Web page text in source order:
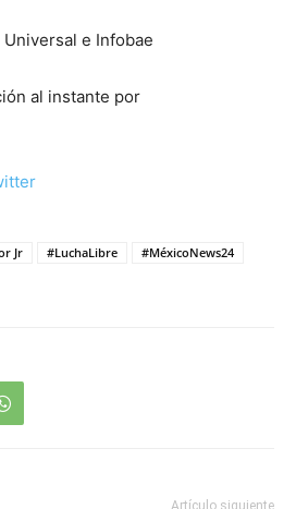
e Infobae
al instante por
Jr #LuchaLibre
#MéxicoNews24
Artículo siguiente